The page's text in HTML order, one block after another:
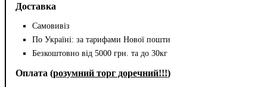
Доставка
Самовивіз
По Україні: за тарифами Нової пошти
Безкоштовно від 5000 грн. та до 30кг
Оплата (розумний торг доречний!!!)